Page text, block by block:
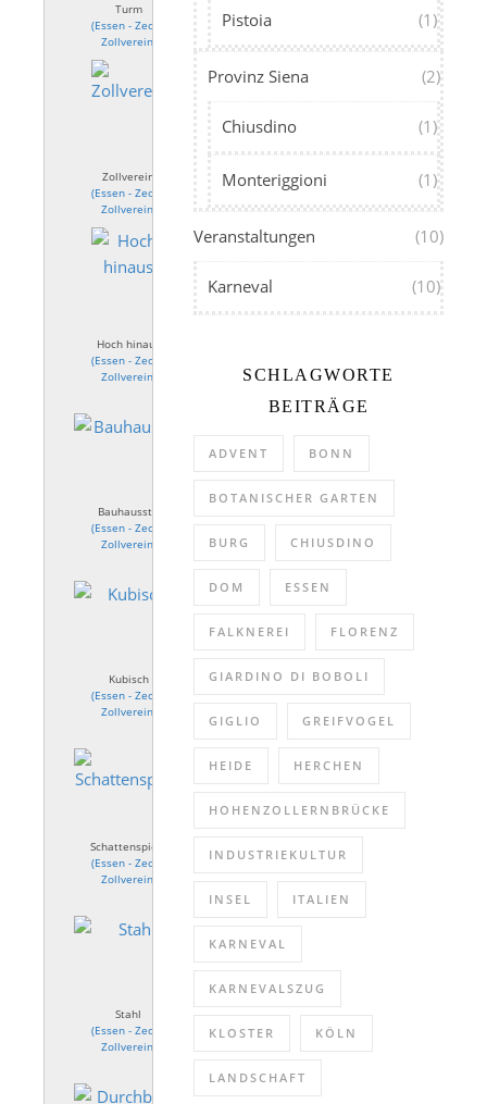
Turm
(Essen - Zeche
Zollverein
Zollverein
(Essen - Zeche
Zollverein
Hoch hinaus
(Essen - Zeche
Zollverein
Bauhausstil
(Essen - Zeche
Zollverein
Kubisch
(Essen - Zeche
Zollverein
Schattenspiele
(Essen - Zeche
Zollverein
Stahl
(Essen - Zeche
Zollverein
Pistoia (1)
Provinz Siena (2)
Chiusdino (1)
Monteriggioni (1)
Veranstaltungen (10)
Karneval (10)
SCHLAGWORTE
BEITRÄGE
ADVENT BONN
BOTANISCHER GARTEN
BURG CHIUSDINO
DOM ESSEN
FALKNEREI FLORENZ
GIARDINO DI BOBOLI
GIGLIO GREIFVOGEL
HEIDE HERCHEN
HOHENZOLLERNBRÜCKE
INDUSTRIEKULTUR
INSEL ITALIEN
KARNEVAL
KARNEVALSZUG
KLOSTER KÖLN
LANDSCHAFT